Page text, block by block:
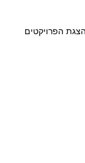
הפרויקטים